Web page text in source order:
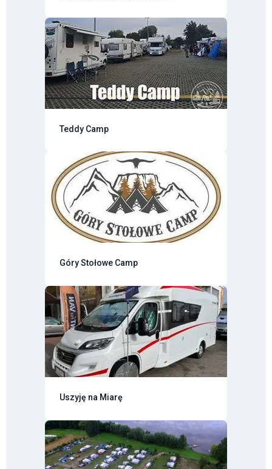
Teddy Camp
Góry Stołowe Camp
Uszyję na Miarę